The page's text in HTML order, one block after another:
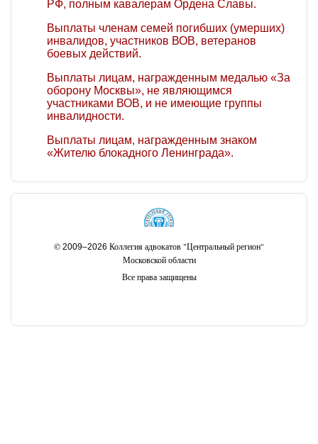
РФ, полным кавалерам Ордена Славы.
Выплаты членам семей погибших (умерших)
инвалидов, участников ВОВ, ветеранов
боевых действий.
Выплаты лицам, награжденным медалью «За
оборону Москвы», не являющимся
участниками ВОВ, и не имеющие группы
инвалидности.
Выплаты лицам, награжденным знаком
«Жителю блокадного Ленинграда».
© 2009–2026 Коллегия адвокатов "Центральный регион"
Московской области
Все права защищены